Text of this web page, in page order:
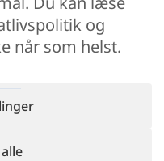
og
når som helst.